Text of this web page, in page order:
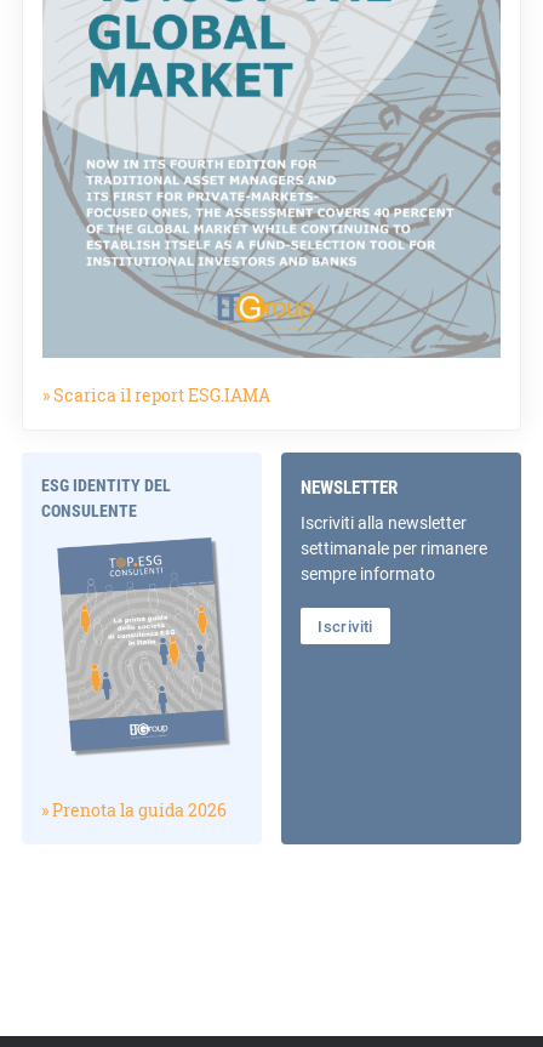
» Scarica il report ESG.IAMA
ESG IDENTITY DEL
CONSULENTE
» Prenota la guida 2026
NEWSLETTER
Iscriviti alla newsletter
settimanale per rimanere
sempre informato
Iscriviti